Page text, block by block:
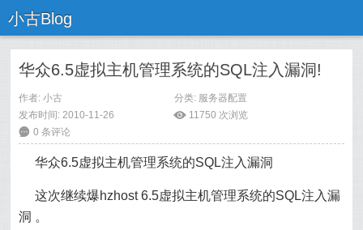
小古Blog
华众6.5虚拟主机管理系统的SQL注入漏洞!
作者:小古 分类: 服务器配置
发布时间: 2010-11-26
ė 11750 次浏览
6 0 条评论
华众6.5虚拟主机管理系统的SQL注入漏洞
这次继续爆hzhost6.5虚拟主机管理系统的SQL注入漏
洞 。